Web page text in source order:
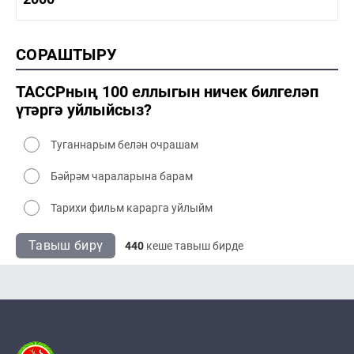
1990-2000 мәдәният
2000 сәнәгать
2000 мәдәният
СОРАШТЫРУ
ТАССРның 100 еллыгын ничек билгеләп
үтәргә уйлыйсыз?
Туганнарым белән очрашам
Бәйрәм чараларына барам
Тарихи фильм карарга уйлыйм
Тавыш бирү 440 кеше тавыш бирде